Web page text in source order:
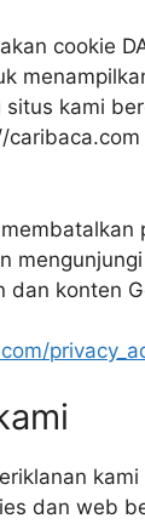
cookie
kami
dan konten
kami
dan web